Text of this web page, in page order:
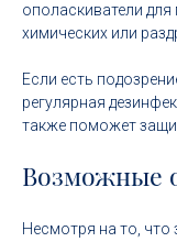
ополаскиватели
химических или
Если есть
регулярная
также поможет
Возможные
Несмотря на то, что